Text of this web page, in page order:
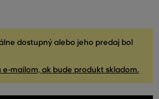
dostupný alebo jeho predaj bol
mailom, ak bude produkt skladom.